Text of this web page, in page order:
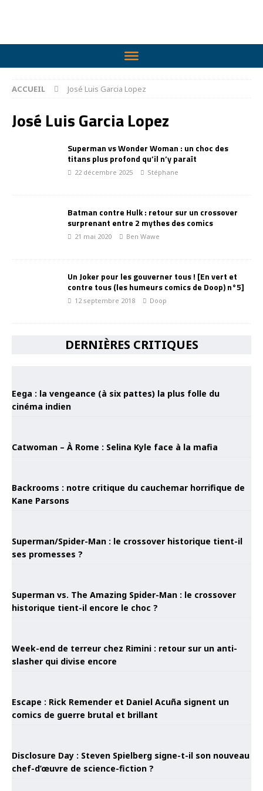
ACCUEIL José Luis Garcia Lopez
José Luis Garcia Lopez
Superman vs Wonder Woman : un choc des
titans plus profond qu’il n’y paraît
22 décembre 2025 Stéphane
Batman contre Hulk : retour sur un crossover
surprenant entre 2 mythes des comics
21 mai 2020 Ben Wawe
Un Joker pour les gouverner tous ! [En vert et
contre tous (les humeurs comics de Doop) n°5]
12 septembre 2018 Doop
DERNIÈRES CRITIQUES
Eega : la vengeance (à six pattes) la plus folle du
cinéma indien
Catwoman – À Rome : Selina Kyle face à la mafia
Backrooms : notre critique du cauchemar horrifique de
Kane Parsons
Superman/Spider-Man : le crossover historique tient-il
ses promesses ?
Superman vs. The Amazing Spider-Man : le crossover
historique tient-il encore le choc ?
Week-end de terreur chez Rimini : retour sur un anti-
slasher qui divise encore
Escape : Rick Remender et Daniel Acuña signent un
comics de guerre brutal et brillant
Disclosure Day : Steven Spielberg signe-t-il son nouveau
chef-d’œuvre de science-fiction ?